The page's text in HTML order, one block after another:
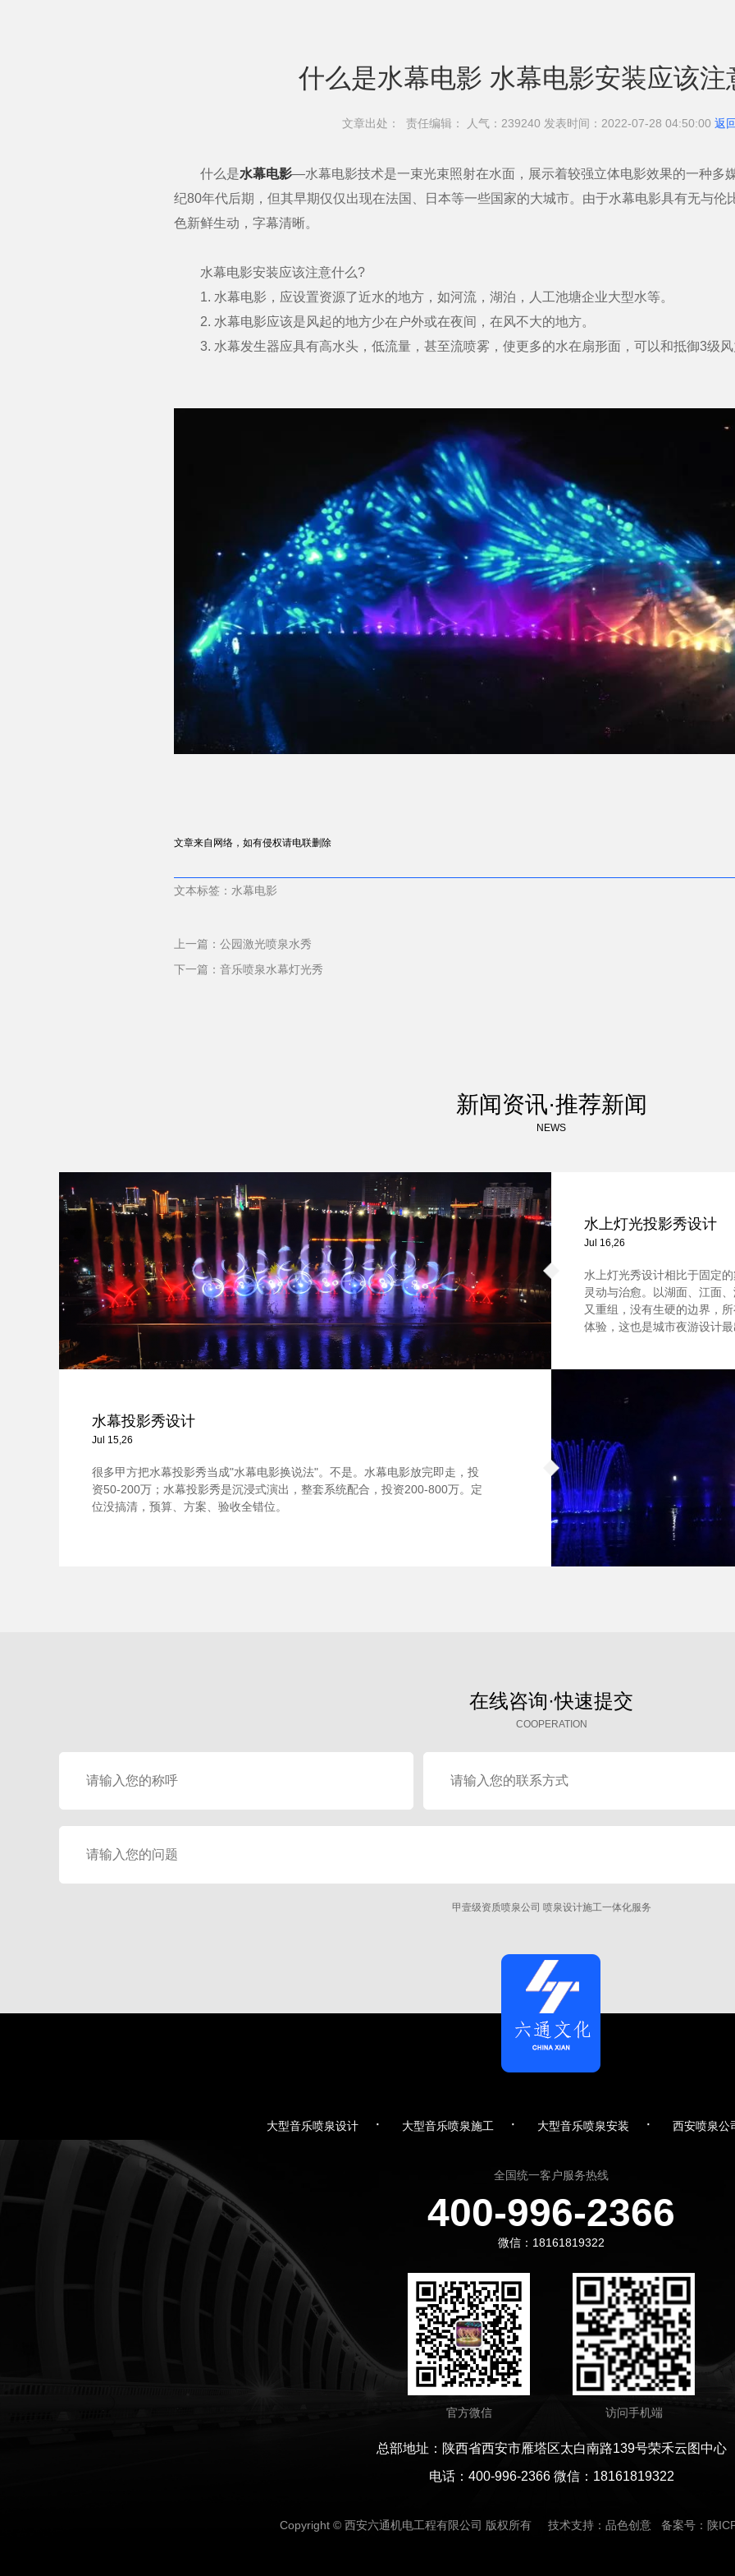
什么是水幕电影 水幕电影安装应该注
文章出处： 责任编辑： 人气：239240 发表时间：2022-07-28 04:50:00 返
什么是水幕电影—水幕电影技术是一束光束照射在水面，展示着较强立体电影效果的一种多
纪80年代后期，但其早期仅仅出现在法国、日本等一些国家的大城市。由于水幕电影具有无与伦
色新鲜生动，字幕清晰。
水幕电影安装应该注意什么?
1. 水幕电影，应设置资源了近水的地方，如河流，湖泊，人工池塘企业大型水等。
2. 水幕电影应该是风起的地方少在户外或在夜间，在风不大的地方。
3. 水幕发生器应具有高水头，低流量，甚至流喷雾，使更多的水在扇形面，可以和抵御3级
文章来自网络，如有侵权请电联删除
文本标签：水幕电影
上一篇： 公园激光喷泉水秀
下一篇： 音乐喷泉水幕灯光秀
新闻资讯·推荐新闻
NEWS
水上灯光投影秀设计
Jul 16,26
水上灯光秀设计相比于固定
灵动与治愈。以湖面、江面
又重组，没有生硬的边界，
体验，这也是城市夜游设计
水幕投影秀设计
Jul 15,26
很多甲方把水幕投影秀当成"水幕电影换说法"。不是。水幕电影放完即走，投
资50-200万；水幕投影秀是沉浸式演出，整套系统配合，投资200-800万。定
位没搞清，预算、方案、验收全错位。
在线咨询·快速提交
COOPERATION
甲壹级资质喷泉公司 喷泉设计施工一体化服务
大型音乐喷泉设计 · 大型音乐喷泉施工 · 大型音乐喷泉安装 · 西安喷泉公
全国统一客户服务热线
400-996-2366
微信：18161819322
官方微信 访问手机端
总部地址：陕西省西安市雁塔区太白南路139号荣禾云图中心
电话：400-996-2366 微信：18161819322
Copyright © 西安六通机电工程有限公司 版权所有 技术支持：品色创意 备案号： 陕